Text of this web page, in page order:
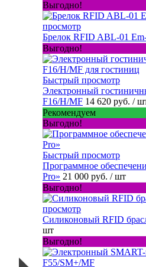
Выгодно!
просмотр
Брелок RFID ABL-01
Выгодно!
Быстрый просмотр
Электронный
F16/H/MF 14 620 руб. /
Рекомендуем
Выгодно!
Быстрый просмотр
Программное
Pro» 21 000 руб. / шт
Выгодно!
просмотр
Силиконовый RFID
шт
Выгодно!